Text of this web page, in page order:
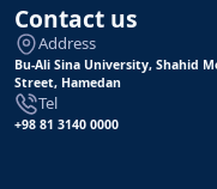
Contact us
Address
Bu-Ali Sina University, Shahid
Street, Hamedan
Tel
+98 81 3140 0000